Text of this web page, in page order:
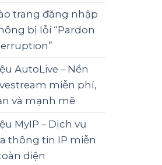
trang đăng nhập
bị lỗi “Pardon
AutoLive – Nền
miễn phí,
và mạnh mẽ
MyIP – Dịch vụ
thông tin IP miễn
diện